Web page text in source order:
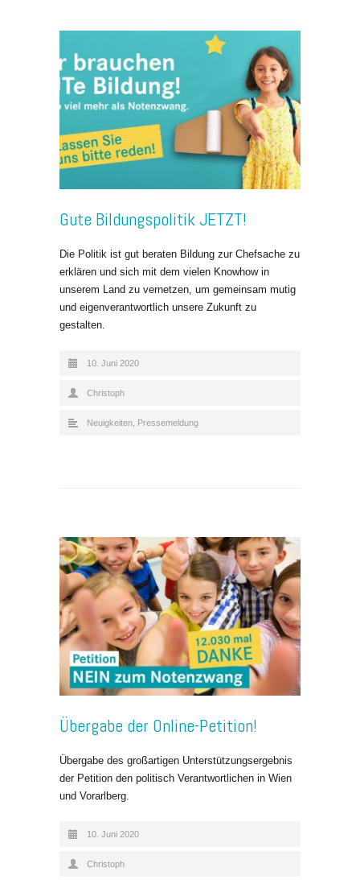
Gute Bildungspolitik JETZT!
Die Politik ist gut beraten Bildung zur Chefsache zu
erklären und sich mit dem vielen Knowhow in
unserem Land zu vernetzen, um gemeinsam mutig
und eigenverantwortlich unsere Zukunft zu
gestalten.
10. Juni 2020
Christoph
Neuigkeiten Pressemeldung
Übergabe der Online-Petition!
Übergabe des großartigen Unterstützungsergebnis
der Petition den politisch Verantwortlichen in Wien
und Vorarlberg.
10. Juni 2020
Christoph